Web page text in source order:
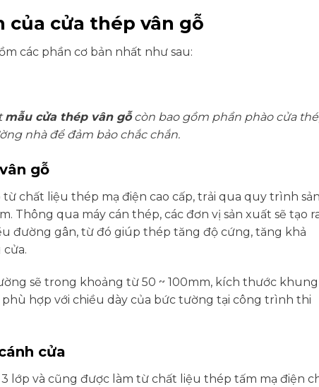
của cửa thép vân gỗ
các phần cơ bản nhất như sau:
mẫu cửa thép vân gỗcòn bao gồm phần phào cửa
nhà để đảm bảo chắc chắn.
gỗ
chất liệu thép mạ điện cao cấp, trải qua quy trình sản
Thông qua máy cán thép, các đơn vị sản xuất sẽ tạo
đường gân, từ đó giúp thép tăng độ cứng, tăng khả
sẽ trong khoảng từ 50 ~ 100mm, kích thước khung
phù hợp với chiều dày của bức tường tại công trình thi
cửa
lớp và cũng được làm từ chất liệu thép tấm mạ điện